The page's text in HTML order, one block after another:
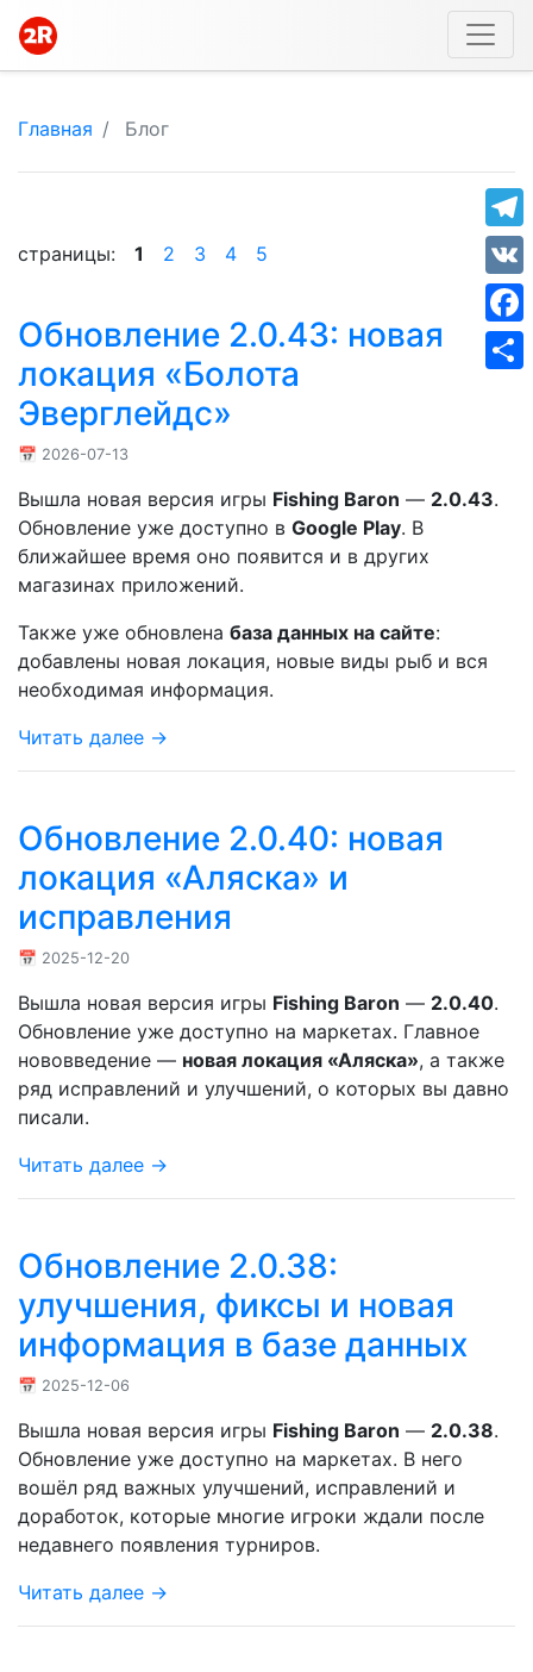
VK
Главная Блог
страницы: 1 2 3 4 5
Обновление 2.0.43: новая
локация «Болота
Эверглейдс»
📅 2026-07-13
Вышла новая версия игры Fishing Baron — 2.0.43.
Обновление уже доступно в Google Play. В
ближайшее время оно появится и в других
магазинах приложений.
Также уже обновлена база данных на сайте:
добавлены новая локация, новые виды рыб и вся
необходимая информация.
Читать далее →
Обновление 2.0.40: новая
локация «Аляска» и
исправления
📅 2025-12-20
Вышла новая версия игры Fishing Baron — 2.0.40.
Обновление уже доступно на маркетах. Главное
нововведение — новая локация «Аляска», а также
ряд исправлений и улучшений, о которых вы давно
писали.
Читать далее →
Обновление 2.0.38:
улучшения, фиксы и новая
информация в базе данных
📅 2025-12-06
Вышла новая версия игры Fishing Baron — 2.0.38.
Обновление уже доступно на маркетах. В него
вошёл ряд важных улучшений, исправлений и
доработок, которые многие игроки ждали после
недавнего появления турниров.
Читать далее →